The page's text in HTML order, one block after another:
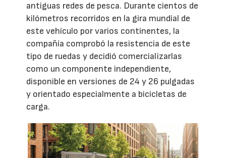
antiguas redes de pesca. Durante cientos de
kilómetros recorridos en la gira mundial de
este vehículo por varios continentes, la
compañía comprobó la resistencia de este
tipo de ruedas y decidió comercializarlas
como un componente independiente,
disponible en versiones de 24 y 26 pulgadas
y orientado especialmente a bicicletas de
carga.